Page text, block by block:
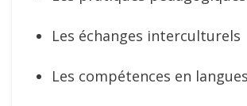
Les échanges interculturels
Les compétences en